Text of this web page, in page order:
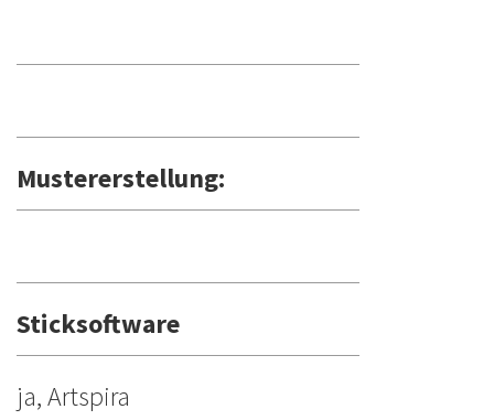
Mustererstellung:
Sticksoftware
ja, Artspira